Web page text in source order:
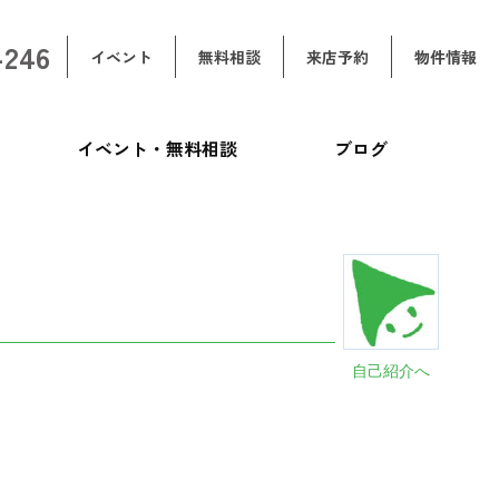
イベント 無料相談 来店予約 物件情報
イベント・無料相談 ブログ
自己紹介へ